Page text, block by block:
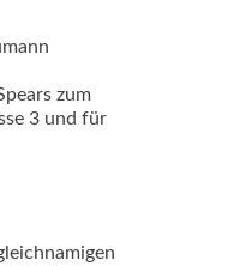
zum
3 und für